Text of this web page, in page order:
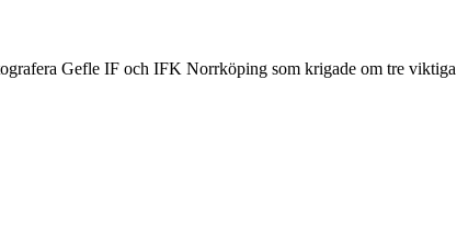
Gefle IF och IFK Norrköping som krigade om tre viktiga